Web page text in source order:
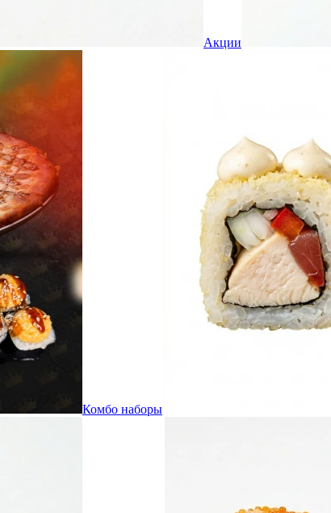
Акции
Комбо наборы